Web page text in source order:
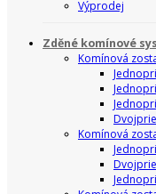
Výprodej
Zděné komínové
Komínová
Komínová